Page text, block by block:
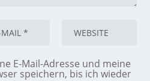
E-Mail-Adresse und meine
speichern, bis ich wieder